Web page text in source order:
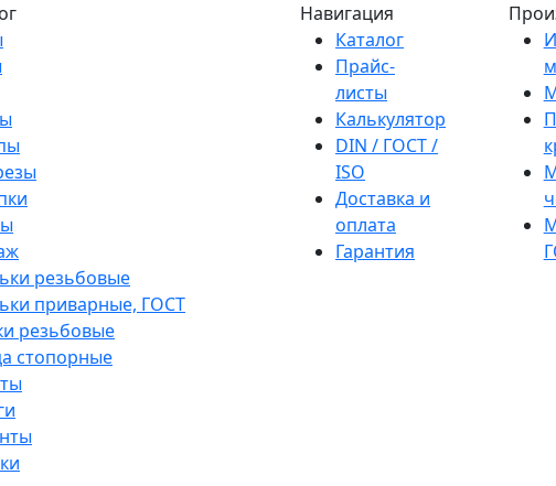
резьбовые
приварные, ГОСТ
резьбовые
стопорные
Навигация
Каталог
Прайс-
листы
Калькулятор
DIN / ГОСТ /
ISO
Доставка и
оплата
Гарантия